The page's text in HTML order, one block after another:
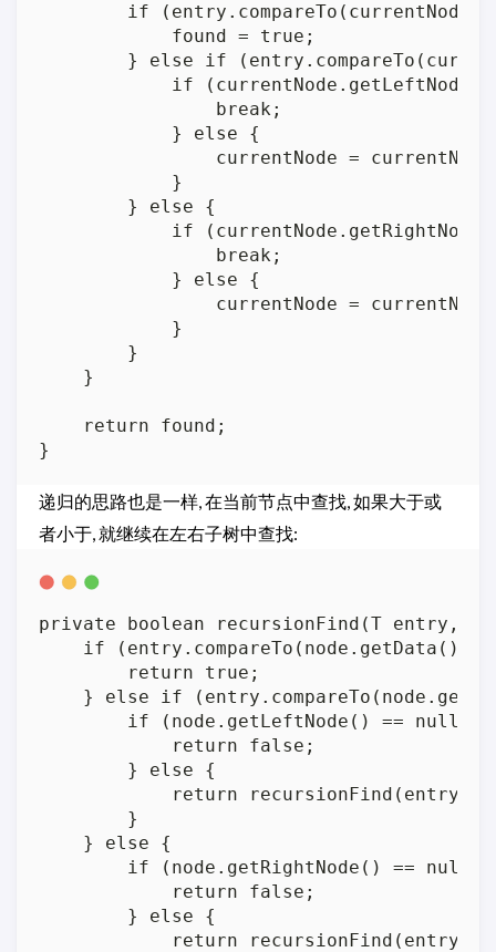
if
            found = true;
} else if
if
                break;
            } else {
currentNode =
            }
        } else {
if
                break;
            } else {
currentNode =
            }
        }
    }
    return found;
递归的思路也是一样, 在当前节点中查找, 如果大于或
者小于, 就继续在左右子树中查找:
private boolean recursionFind(T entry,
if (entry.compareTo(node.getData())
        return true;
} else if
        if (node.getLeftNode() == null) {
            return false;
        } else {
return recursionFind(entry,
        }
    } else {
if (node.getRightNode() == null)
            return false;
        } else {
return recursionFind(entry,